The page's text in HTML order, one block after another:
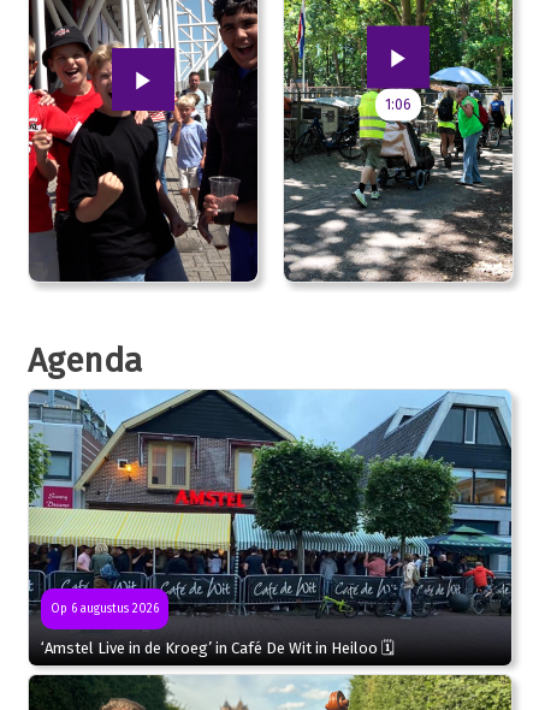
1:06
Agenda
Op 6 augustus 2026
‘Amstel Live in de Kroeg’ in Café De Wit in Heiloo 🗓